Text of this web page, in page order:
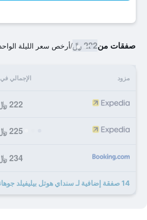
صفقات من222 ﷼ /أرخص سعر الليلة
مزود الإجمالي في
222 ﷼
225 ﷼
234 ﷼
14 صفقة إضافية لـ سنداي هوتل بيليفيلد جوهانيسبيرج